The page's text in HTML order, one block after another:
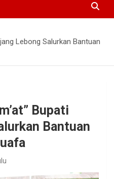
Lebong Salurkan Bantuan
Bupati
Bantuan